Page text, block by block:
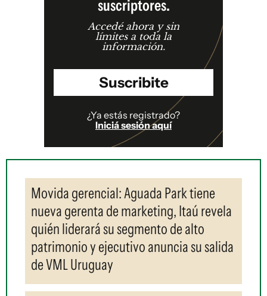
suscriptores.
Accedé ahora y sin
límites a toda la
información.
Suscribite
¿Ya estás registrado?
Iniciá sesión aquí
Movida gerencial: Aguada Park tiene
nueva gerenta de marketing, Itaú revela
quién liderará su segmento de alto
patrimonio y ejecutivo anuncia su salida
de VML Uruguay